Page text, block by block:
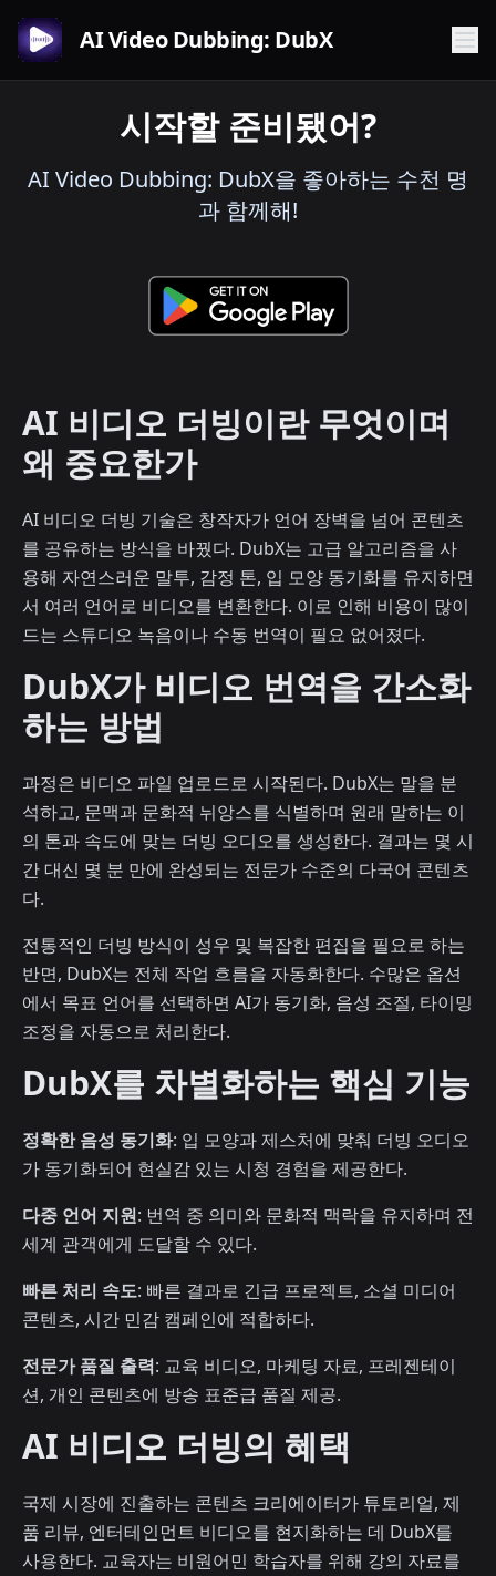
AI Video Dubbing: DubX
시작할 준비됐어?
AI Video Dubbing: DubX을 좋아하는 수천 명
과 함께해!
AI 비디오 더빙이란 무엇이며
왜 중요한가
AI 비디오 더빙 기술은 창작자가 언어 장벽을 넘어 콘텐츠
를 공유하는 방식을 바꿨다. DubX는 고급 알고리즘을 사
용해 자연스러운 말투, 감정 톤, 입 모양 동기화를 유지하면
서 여러 언어로 비디오를 변환한다. 이로 인해 비용이 많이
드는 스튜디오 녹음이나 수동 번역이 필요 없어졌다.
DubX가 비디오 번역을 간소화
하는 방법
과정은 비디오 파일 업로드로 시작된다. DubX는 말을 분
석하고, 문맥과 문화적 뉘앙스를 식별하며 원래 말하는 이
의 톤과 속도에 맞는 더빙 오디오를 생성한다. 결과는 몇 시
간 대신 몇 분 만에 완성되는 전문가 수준의 다국어 콘텐츠
다.
전통적인 더빙 방식이 성우 및 복잡한 편집을 필요로 하는
반면, DubX는 전체 작업 흐름을 자동화한다. 수많은 옵션
에서 목표 언어를 선택하면 AI가 동기화, 음성 조절, 타이밍
조정을 자동으로 처리한다.
DubX를 차별화하는 핵심 기능
정확한 음성 동기화: 입 모양과 제스처에 맞춰 더빙 오디오
가 동기화되어 현실감 있는 시청 경험을 제공한다.
다중 언어 지원: 번역 중 의미와 문화적 맥락을 유지하며 전
세계 관객에게 도달할 수 있다.
빠른 처리 속도: 빠른 결과로 긴급 프로젝트, 소셜 미디어
콘텐츠, 시간 민감 캠페인에 적합하다.
전문가 품질 출력: 교육 비디오, 마케팅 자료, 프레젠테이
션, 개인 콘텐츠에 방송 표준급 품질 제공.
AI 비디오 더빙의 혜택
국제 시장에 진출하는 콘텐츠 크리에이터가 튜토리얼, 제
품 리뷰, 엔터테인먼트 비디오를 현지화하는 데 DubX를
사용한다. 교육자는 비원어민 학습자를 위해 강의 자료를